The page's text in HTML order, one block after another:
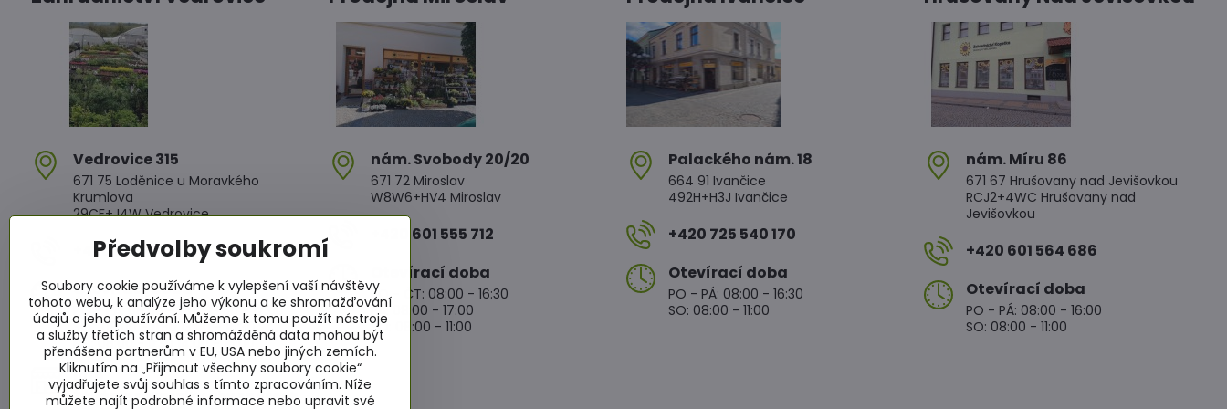
Vedrovice 315
671 75 Loděnice u Moravkého
Krumlova
29CF+J4W Vedrovice
+420 607 042 662
Otevírací doba
PO - PÁ: 08:00 - 11:00 13:00 - 17:00
SO : 08:00 - 11:30 13:00 - 16:30
NE : 08:00 - 11:30 14:00 - 16:00
Info
Žádáme zákazníky aby za všech
nám​. Svobody 20/20
671 72 Miroslav
W8W6+HV4 Miroslav
+420 601 555 712
Otevírací doba
PO - ČT: 08:00 - 16:30
PÁ: 08:00 - 17:00
SO: 08:00 - 11:00
Palackého nám​. 18
664 91 Ivančice
492H+H3J Ivančice
+420 725 540 170
Otevírací doba
PO - PÁ: 08:00 - 16:30
SO: 08:00 - 11:00
nám​. Míru 86
671 67 Hrušovany nad Jevišovkou
RCJ2+4WC Hrušovany nad
Jevišovkou
+420 601 564 686
Otevírací doba
PO - PÁ: 08:00 - 16:00
SO: 08:00 - 11:00
Předvolby soukromí
Soubory cookie používáme k vylepšení vaší návštěvy
tohoto webu, k analýze jeho výkonu a ke shromažďování
údajů o jeho používání. Můžeme k tomu použít nástroje
a služby třetích stran a shromážděná data mohou být
přenášena partnerům v EU, USA nebo jiných zemích.
Kliknutím na „Přijmout všechny soubory cookie“
vyjadřujete svůj souhlas s tímto zpracováním. Níže
můžete najít podrobné informace nebo upravit své